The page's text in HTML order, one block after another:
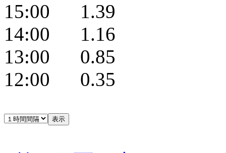
15:00 1.39
14:00 1.16
13:00 0.85
12:00 0.35